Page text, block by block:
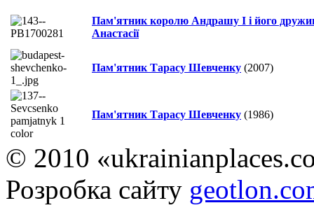
Пам'ятник королю Андрашу І і його
Анастасії
Пам'ятник Тарасу Шевченку (2007)
Пам'ятник Тарасу Шевченку (1986)
© 2010
Розробка сайту